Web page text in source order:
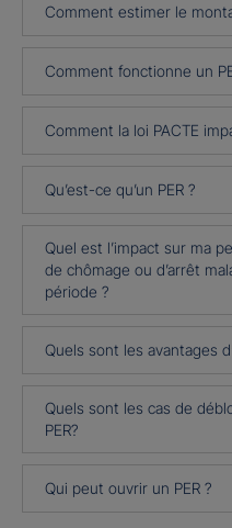
Comment estimer le
Comment fonctionne un
Comment la loi PACTE
Qu’est-ce qu’un PER ?
Quel est l’impact sur ma
de chômage ou d’arrêt
période ?
Quels sont les avantages
Quels sont les cas de
PER?
Qui peut ouvrir un PER ?